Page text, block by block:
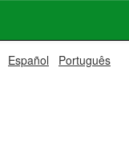
Español Português